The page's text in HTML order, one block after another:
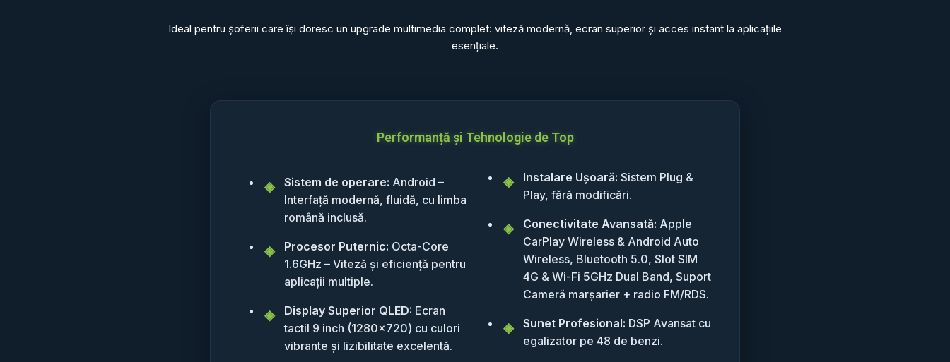
Ideal pentru șoferii care își doresc un upgrade multimedia complet: viteză modernă, ecran superior și acces instant la aplicațiile
esențiale.
Performanță și Tehnologie de Top
Sistem de operare: Android –
Interfață modernă, fluidă, cu limba
română inclusă.
Procesor Puternic: Octa-Core
1.6GHz – Viteză și eficiență pentru
aplicații multiple.
Display Superior QLED: Ecran
tactil 9 inch (1280x720) cu culori
vibrante și lizibilitate excelentă.
Instalare Ușoară: Sistem Plug &
Play, fără modificări.
Conectivitate Avansată: Apple
CarPlay Wireless & Android Auto
Wireless, Bluetooth 5.0, Slot SIM
4G & Wi-Fi 5GHz Dual Band, Suport
Cameră marșarier + radio FM/RDS.
Sunet Profesional: DSP Avansat cu
egalizator pe 48 de benzi.